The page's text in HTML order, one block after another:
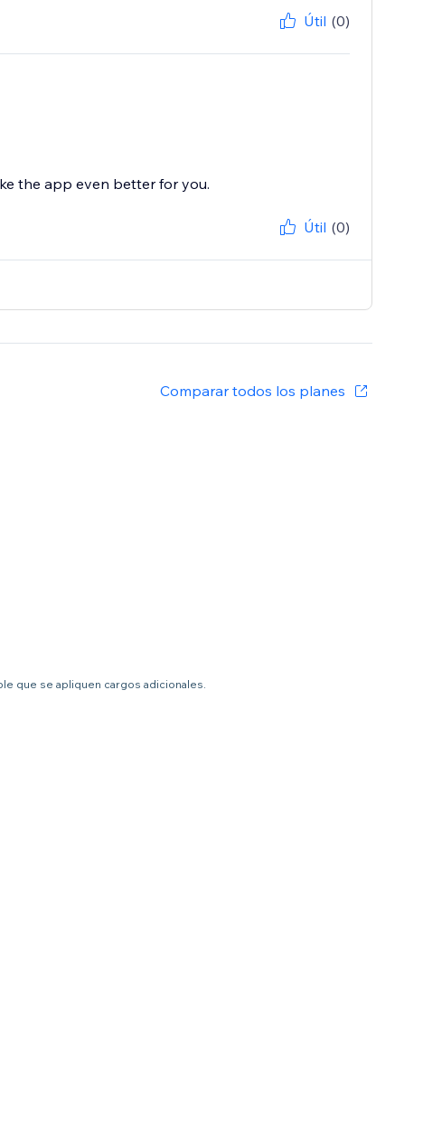
Útil (0)
the app even better for you.
Útil (0)
Comparar todos los planes
que se apliquen cargos adicionales.